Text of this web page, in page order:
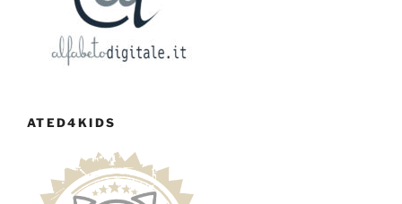
ATED4KIDS